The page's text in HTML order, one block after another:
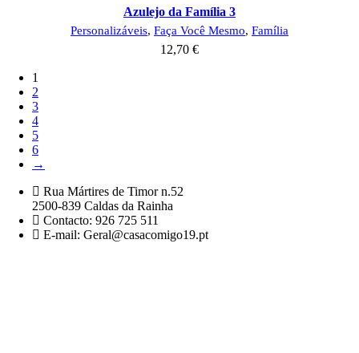
Azulejo da Família 3
Personalizáveis, Faça Você Mesmo, Família
12,70 €
1
2
3
4
5
6
→
Rua Mártires de Timor n.52
2500-839 Caldas da Rainha
Contacto: 926 725 511
E-mail: Geral@casacomigo19.pt